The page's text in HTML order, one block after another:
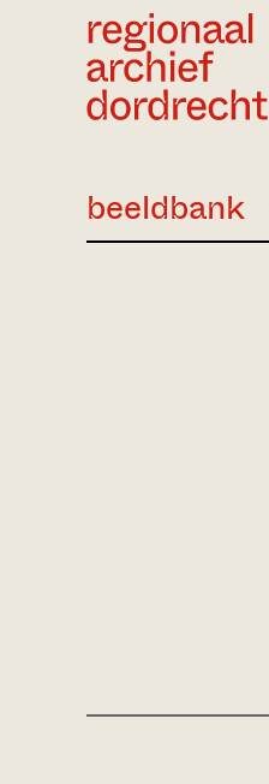
beeldbank